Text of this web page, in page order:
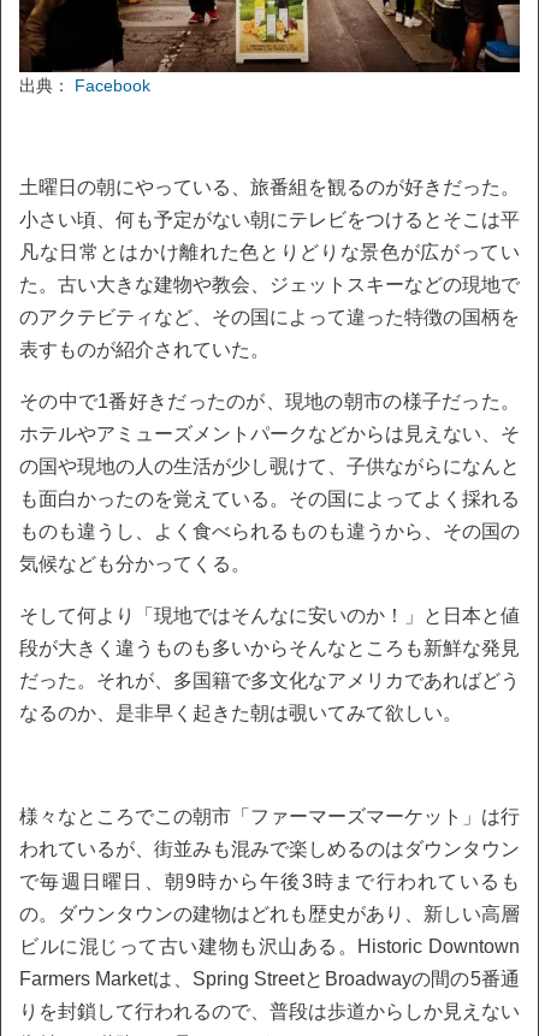
出典： Facebook
土曜日の朝にやっている、旅番組を観るのが好きだった。
小さい頃、何も予定がない朝にテレビをつけるとそこは平
凡な日常とはかけ離れた色とりどりな景色が広がってい
た。古い大きな建物や教会、ジェットスキーなどの現地で
のアクテビティなど、その国によって違った特徴の国柄を
表すものが紹介されていた。
その中で1番好きだったのが、現地の朝市の様子だった。
ホテルやアミューズメントパークなどからは見えない、そ
の国や現地の人の生活が少し覗けて、子供ながらになんと
も面白かったのを覚えている。その国によってよく採れる
ものも違うし、よく食べられるものも違うから、その国の
気候なども分かってくる。
そして何より「現地ではそんなに安いのか！」と日本と値
段が大きく違うものも多いからそんなところも新鮮な発見
だった。それが、多国籍で多文化なアメリカであればどう
なるのか、是非早く起きた朝は覗いてみて欲しい。
様々なところでこの朝市「ファーマーズマーケット」は行
われているが、街並みも混みで楽しめるのはダウンタウン
で毎週日曜日、朝9時から午後3時まで行われているも
の。ダウンタウンの建物はどれも歴史があり、新しい高層
ビルに混じって古い建物も沢山ある。Historic Downtown
Farmers Marketは、Spring StreetとBroadwayの間の5番通
りを封鎖して行われるので、普段は歩道からしか見えない